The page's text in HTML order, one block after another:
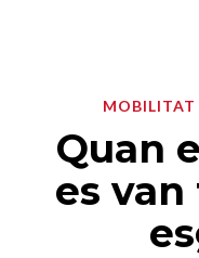
Quan
es van